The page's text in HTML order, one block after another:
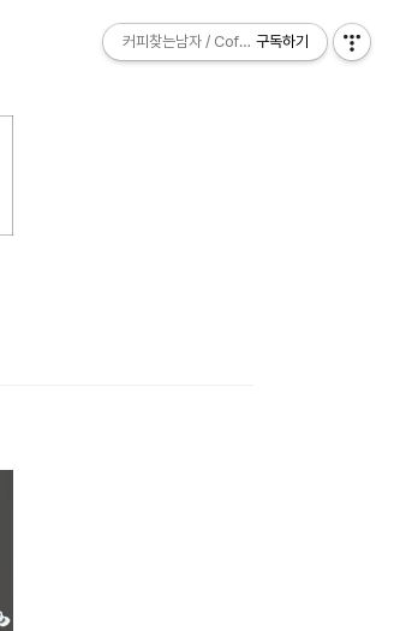
커피찾는남자 / Coffee Explorer
구독하기
커피찾는남자 / Coffee Explorer
구독하기